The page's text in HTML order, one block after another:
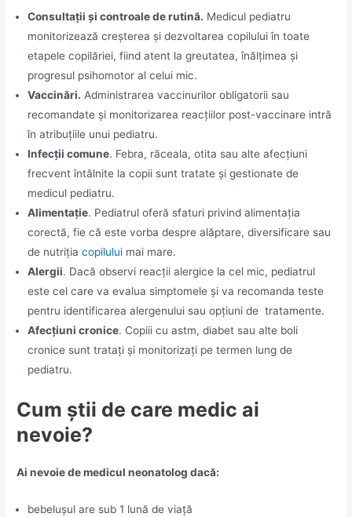
Consultații și controale de rutină. Medicul pediatru
monitorizează creșterea și dezvoltarea copilului în toate
etapele copilăriei, fiind atent la greutatea, înălțimea și
progresul psihomotor al celui mic.
Vaccinări. Administrarea vaccinurilor obligatorii sau
recomandate și monitorizarea reacțiilor post-vaccinare intră
în atribuțiile unui pediatru.
Infecții comune. Febra, răceala, otita sau alte afecțiuni
frecvent întâlnite la copii sunt tratate și gestionate de
medicul pediatru.
Alimentație. Pediatrul oferă sfaturi privind alimentația
corectă, fie că este vorba despre alăptare, diversificare sau
de nutriția copiluluimai mare.
Alergii. Dacă observi reacții alergice la cel mic, pediatrul
este cel care va evalua simptomele și va recomanda teste
pentru identificarea alergenului sau opțiuni de tratamente.
Afecțiuni cronice. Copiii cu astm, diabet sau alte boli
cronice sunt tratați și monitorizați pe termen lung de
pediatru.
Cum știi de care medic ai
nevoie?
Ai nevoie de medicul neonatolog dacă:
bebelușul are sub 1 lună de viață